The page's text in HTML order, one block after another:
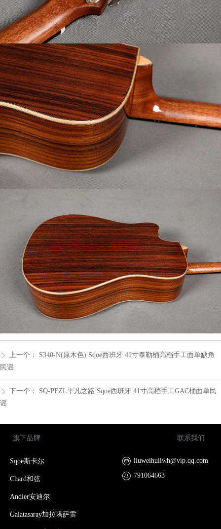
ꁕ 上一个：
S340-N(原木色) Sqoe西班牙 41寸泰勒桶高档手工面单缺角
民谣
ꁕ 下一个：
SQ-PFZL平凡之路 Sqoe西班牙 41寸高档手工GAC桶面单民
谣
旗下品牌 联系我们
Sqoe斯卡尔
Chard和弦
Andier安迪尔
Galatasaray加拉塔萨雷
liuweihuilwh@vip.qq.com
791064663